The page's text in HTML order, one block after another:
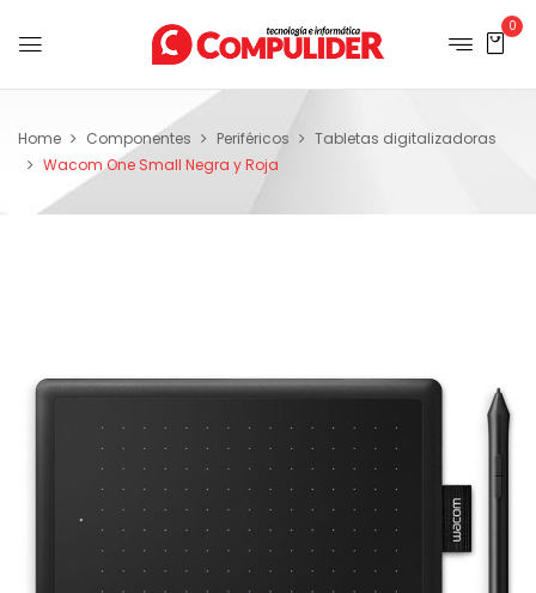
0
Home Componentes Periféricos
Tabletas digitalizadoras
Wacom One Small Negra y Roja